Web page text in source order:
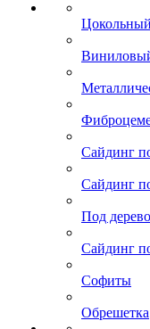
Цокольный
Сайдинг
Сайдинг
Под дерево
Сайдинг
Софиты
Обрешетка